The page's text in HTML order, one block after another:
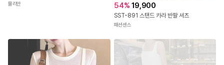
뮬리안 54% 19,900
SST-891 스탠드 카라 반팔 셔츠
패션센스